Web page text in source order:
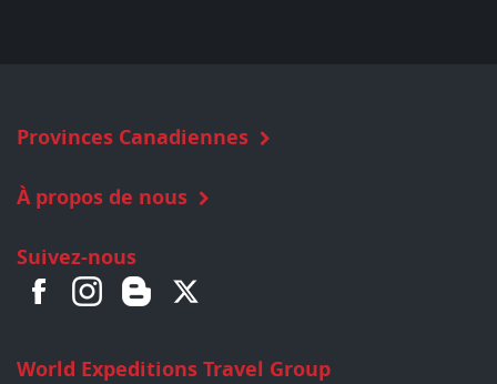
Provinces Canadiennes
À propos de nous
Suivez-nous
World Expeditions Travel Group